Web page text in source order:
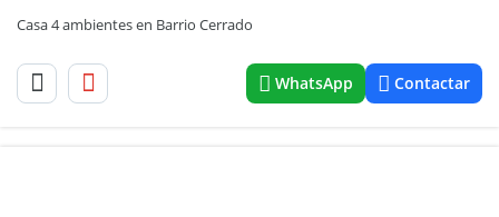
Casa 4 ambientes en Barrio Cerrado
WhatsApp Contactar